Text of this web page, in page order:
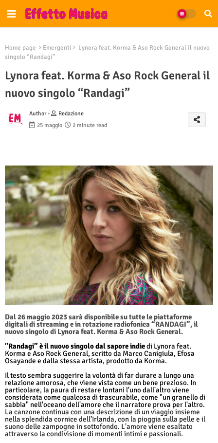
Home page Emergenti
Lynora feat. Korma & Aso Rock General il nuovo
singolo “Randagi”
Lynora feat. Korma & Aso Rock General il
nuovo singolo “Randagi”
Author -
Redazione
25 maggio
2 minute read
Dal 26 maggio 2023 sarà disponibile su tutte le piattaforme
digitali di streaming e in rotazione radiofonica “RANDAGI”, il
nuovo singolo di Lynora feat. Korma & Aso Rock General.
"Randagi” è il nuovo singolo dal sapore indiedi Lynora feat.
Korma e Aso Rock General, scritto da Marco Canigiula, Efosa
Osayande e dalla stessa artista, prodotto da Korma.
Il testo sembra suggerire la volontà di far durare a lungo una
relazione amorosa, che viene vista come un bene prezioso. In
particolare, la paura di restare lontani l'uno dall'altro viene
considerata come qualcosa di trascurabile, come "un granello di
sabbia" nell'oceano dell'amore che il narratore prova per l'altro.
La canzone continua con una descrizione di un viaggio insieme
nella splendida cornice dell’Irlanda, con la pioggia sulla pelle e il
suono delle zampogne in sottofondo. L'amore viene esaltato
attraverso la condivisione di momenti intimi e passionali.